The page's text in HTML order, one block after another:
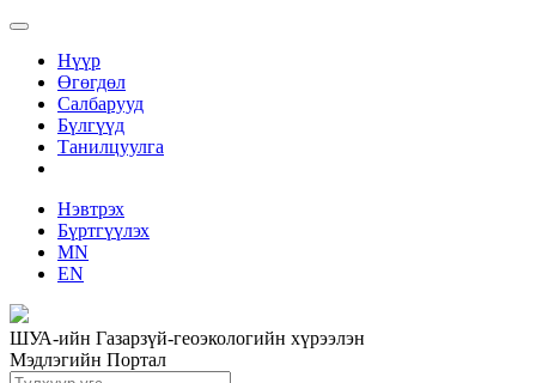
Нүүр
Өгөгдөл
Салбарууд
Бүлгүүд
Танилцуулга
Нэвтрэх
Бүртгүүлэх
MN
EN
ШУА-ийн Газарзүй-геоэкологийн хүрээлэн
Мэдлэгийн Портал